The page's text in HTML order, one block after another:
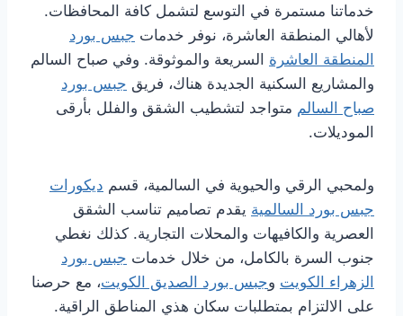
خدماتنا مستمرة في التوسع لتشمل كافة المحافظات.
لأهالي المنطقة العاشرة، نوفر خدمات جبس بورد
المنطقة العاشرة السريعة والموثوقة. وفي صباح السالم
والمشاريع السكنية الجديدة هناك، فريق جبس بورد
صباح السالم متواجد لتشطيب الشقق والفلل بأرقى
الموديلات.
ولمحبي الرقي والحيوية في السالمية، قسم ديكورات
جبس بورد السالمية يقدم تصاميم تناسب الشقق
العصرية والكافيهات والمحلات التجارية. كذلك نغطي
جنوب السرة بالكامل، من خلال خدمات جبس بورد
الزهراء الكويت وجبس بورد الصديق الكويت، مع حرصنا
على الالتزام بمتطلبات سكان هذي المناطق الراقية.